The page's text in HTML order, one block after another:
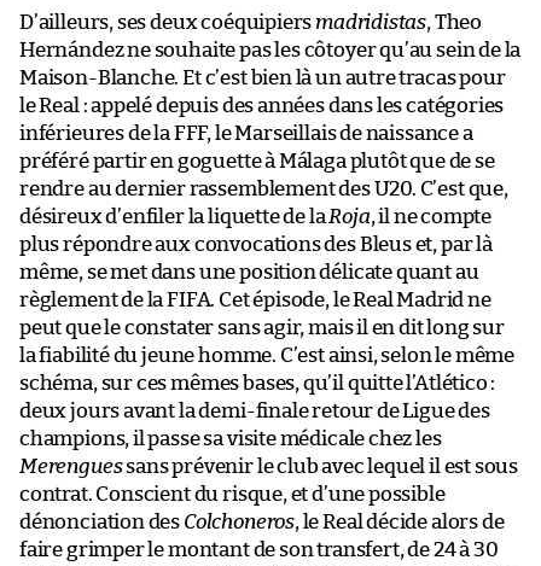
D’ailleurs, ses deux coéquipiers madridistas, Theo
Hernández ne souhaite pas les côtoyer qu’au sein de la
Maison-Blanche. Et c’est bien là un autre tracas pour
le Real : appelé depuis des années dans les catégories
inférieures de la FFF, le Marseillais de naissance a
préféré partir en goguette à Málaga plutôt que de se
rendre au dernier rassemblement des U20. C’est que,
désireux d’enfiler la liquette de la Roja, il ne compte
plus répondre aux convocations des Bleus et, par là
même, se met dans une position délicate quant au
règlement de la FIFA. Cet épisode, le Real Madrid ne
peut que le constater sans agir, mais il en dit long sur
la fiabilité du jeune homme. C’est ainsi, selon le même
schéma, sur ces mêmes bases, qu’il quitte l’Atlético :
deux jours avant la demi-finale retour de Ligue des
champions, il passe sa visite médicale chez les
Merenguessans prévenir le club avec lequel il est sous
contrat. Conscient du risque, et d’une possible
dénonciation des Colchoneros, le Real décide alors de
faire grimper le montant de son transfert, de 24 à 30